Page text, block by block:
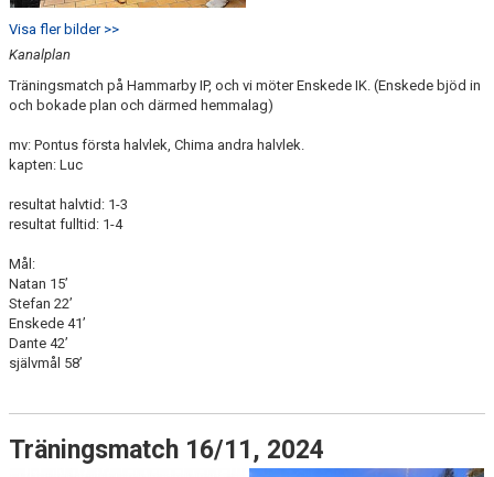
Visa fler bilder >>
Kanalplan
Träningsmatch på Hammarby IP, och vi möter Enskede IK. (Enskede bjöd in
och bokade plan och därmed hemmalag)
mv: Pontus första halvlek, Chima andra halvlek.
kapten: Luc
resultat halvtid: 1-3
resultat fulltid: 1-4
Mål:
Natan 15’
Stefan 22’
Enskede 41’
Dante 42’
självmål 58’
Träningsmatch 16/11, 2024